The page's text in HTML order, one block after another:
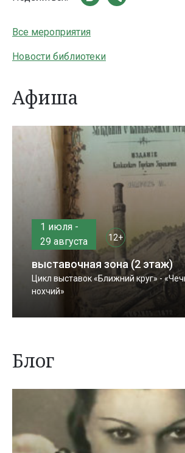
Все мероприятия
Новости библиотеки
Афиша
1 июля -
29 августа
12+
выставочная зона (2 этаж)
Цикл выставок «Ближний круг» -
нохчий»
Блог